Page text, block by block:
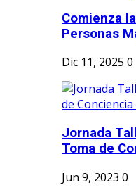
Comienza
Personas
Dic 11, 2025 0
Jornada
Toma de
Jun 9, 2023 0